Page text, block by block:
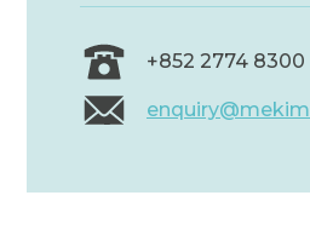
+852 2774 8300